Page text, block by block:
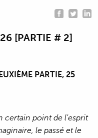
[PARTIE # 2]
PARTIE, 25
certain point de l'esprit
le passé et le